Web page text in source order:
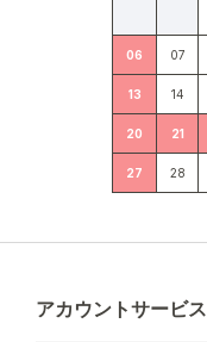
06 07
13 14
20 21
27 28
アカウントサービス